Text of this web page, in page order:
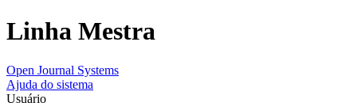
Linha Mestra
Open Journal Systems
Ajuda do sistema
Usuário